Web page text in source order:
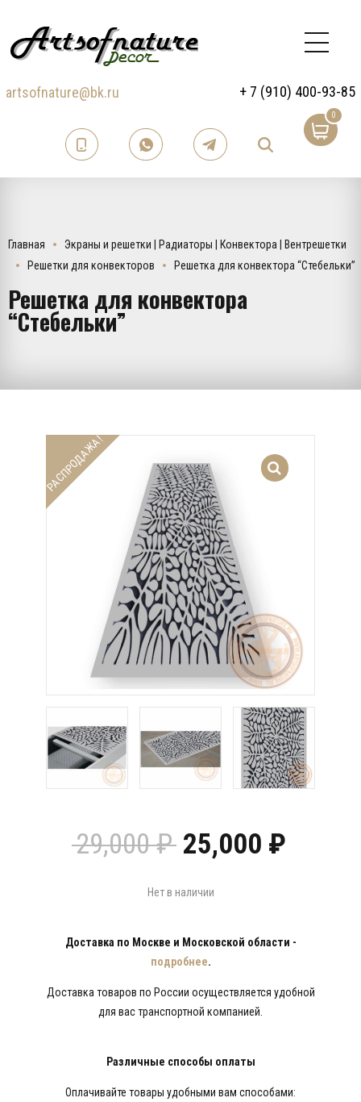
artsofnature@bk.ru + 7 (910) 400-93-85
0
Главная
Экраны и решетки | Радиаторы | Конвектора | Вентрешетки
Решетки для конвекторов
Решетка для конвектора “Стебельки”
Решетка для конвектора
“Стебельки”
РАСПРОДАЖА!
29,000₽ цена
29,000 ₽.
25,000 ₽
Нет в наличии
Доставка по Москве и Московской области -
подробнее.
Доставка товаров по России осуществляется удобной
для вас транспортной компанией.
Различные способы оплаты
Оплачивайте товары удобными вам способами: